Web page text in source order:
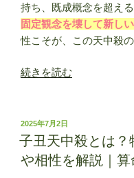
持ち、既成概念を超え
固定観念を壊して新し
性こそが、この天中殺
“寅
中
殺・
空
亡
続きを読む
投
稿
日:
2025年7月2日
子丑天中殺とは？
や相性を解説｜算